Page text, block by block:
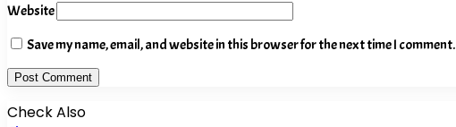
Website
Save my name, email, and website in this browser for the next time I comment.
Check Also